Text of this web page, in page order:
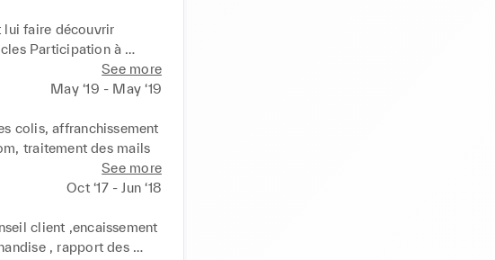
lui faire découvrir
Participation à
sur le long terme, en
sur les stock,
See more
May ‘19 - May ‘19
colis, affranchissement
traitement des mails
See more
Oct ‘17 - Jun ‘18
client ,encaissement
, rapport des